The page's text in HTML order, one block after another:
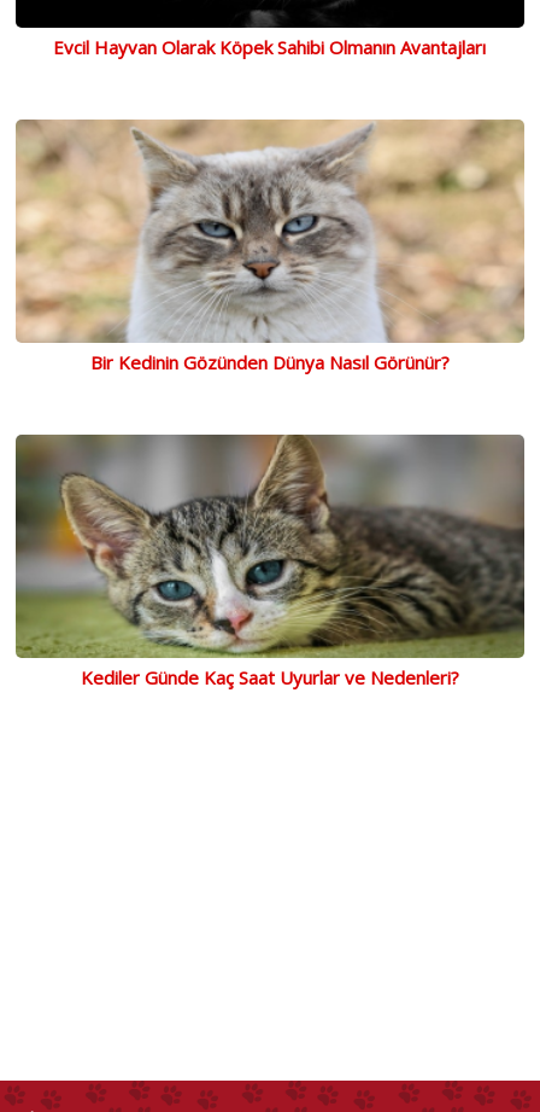
Evcil Hayvan Olarak Köpek Sahibi Olmanın Avantajları
Bir Kedinin Gözünden Dünya Nasıl Görünür?
Kediler Günde Kaç Saat Uyurlar ve Nedenleri?